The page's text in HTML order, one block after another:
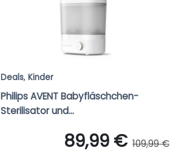
Deals, Kinder
Philips AVENT Babyfläschchen-
Sterilisator und...
89,99 € 109,99 €